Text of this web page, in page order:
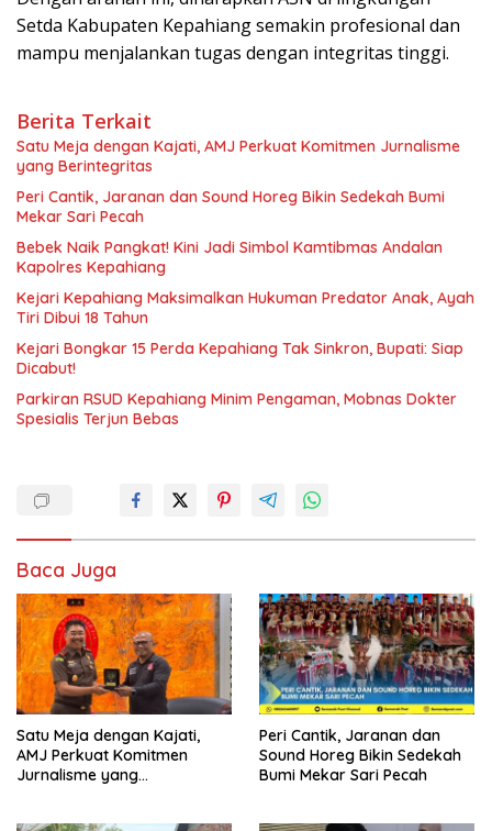
Setda Kabupaten Kepahiang semakin profesional dan
mampu menjalankan tugas dengan integritas tinggi.
Berita Terkait
Satu Meja dengan Kajati, AMJ Perkuat Komitmen Jurnalisme
yang Berintegritas
Peri Cantik, Jaranan dan Sound Horeg Bikin Sedekah Bumi
Mekar Sari Pecah
Bebek Naik Pangkat! Kini Jadi Simbol Kamtibmas Andalan
Kapolres Kepahiang
Kejari Kepahiang Maksimalkan Hukuman Predator Anak, Ayah
Tiri Dibui 18 Tahun
Kejari Bongkar 15 Perda Kepahiang Tak Sinkron, Bupati: Siap
Dicabut!
Parkiran RSUD Kepahiang Minim Pengaman, Mobnas Dokter
Spesialis Terjun Bebas
Baca Juga
Satu Meja dengan Kajati,
AMJ Perkuat Komitmen
Jurnalisme yang
Peri Cantik, Jaranan dan
Sound Horeg Bikin Sedekah
Bumi Mekar Sari Pecah